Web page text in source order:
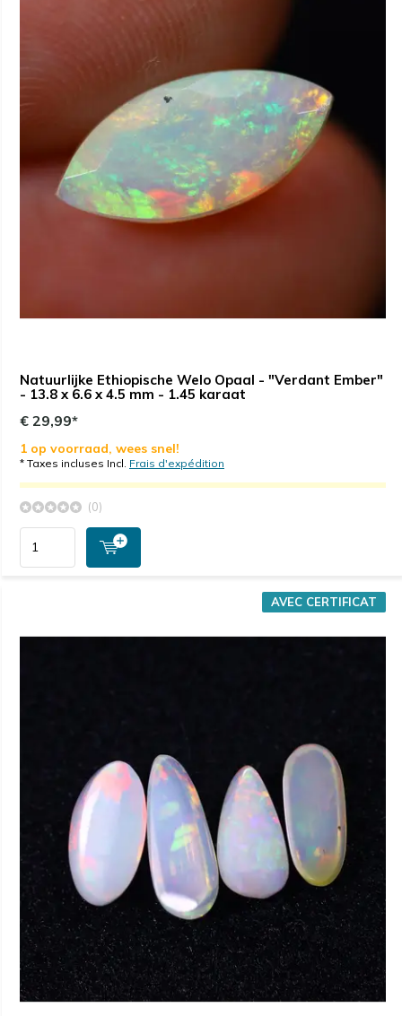
Natuurlijke Ethiopische Welo Opaal - "Verdant Ember"
- 13.8 x 6.6 x 4.5 mm - 1.45 karaat
€ 29,99*
1 op voorraad, wees snel!
* Taxes incluses Incl. Frais d'expédition
(0)
AVEC CERTIFICAT